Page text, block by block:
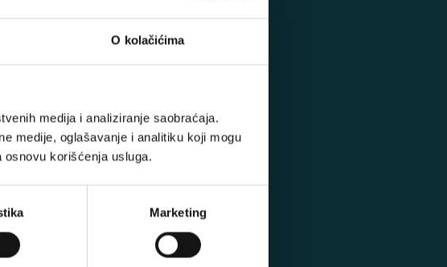
O kolačićima
medija i analiziranje saobraćaja.
medije, oglašavanje i analitiku koji mogu
korišćenja usluga.
Marketing